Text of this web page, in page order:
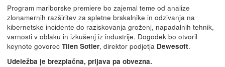
Program mariborske premiere bo zajemal teme od analize
zlonamernih razširitev za spletne brskalnike in odzivanja na
kibernetske incidente do raziskovanja groženj, napadalnih tehnik,
varnosti v oblaku in izkušenj iz industrije. Dogodek bo otvoril
keynote govorec Tilen Sotler, direktor podjetja Dewesoft.
Udeležba je brezplačna, prijava pa obvezna.